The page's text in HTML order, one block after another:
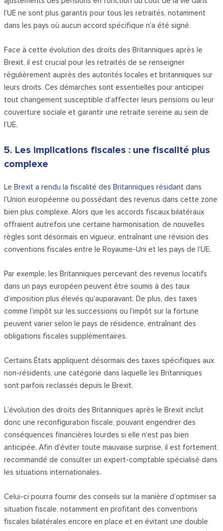
l’UE ne sont plus garantis pour tous les retraités, notamment
dans les pays où aucun accord spécifique n’a été signé.
Face à cette évolution des droits des Britanniques après le
Brexit, il est crucial pour les retraités de se renseigner
régulièrement auprès des autorités locales et britanniques sur
leurs droits. Ces démarches sont essentielles pour anticiper
tout changement susceptible d’affecter leurs pensions ou leur
couverture sociale et garantir une retraite sereine au sein de
l’UE.
5. Les implications fiscales : une fiscalité plus
complexe
LeBrexit a rendu la fiscalité des Britanniques résidant dans
l’Union européenne ou possédant des revenus dans cette zone
bien plus complexe. Alors que les accords fiscaux bilatéraux
offraient autrefois une certaine harmonisation, de nouvelles
règles sont désormais en vigueur, entraînant une révision des
conventions fiscales entre le Royaume-Uni et les pays de l’UE.
Par exemple, les Britanniques percevant des revenus locatifs
dans un pays européen peuvent être soumis à des taux
d’imposition plus élevés qu’auparavant. De plus, des taxes
comme l’impôt sur les successions ou l’impôt sur la fortune
peuvent varier selon le pays de résidence, entraînant des
obligations fiscales supplémentaires.
Certains États appliquent désormais des taxes spécifiques aux
non-résidents, une catégorie dans laquelle les Britanniques
sont parfois reclassés depuis le Brexit.
L’évolution des droits des Britanniques après le Brexit inclut
donc une reconfiguration fiscale, pouvant engendrer des
conséquences financières lourdes si elle n’est pas bien
anticipée. Afin d’éviter toute mauvaise surprise, il est fortement
recommandé de consulter un expert-comptable spécialisé dans
les situations internationales.
Celui-ci pourra fournir des conseils sur la manière d’optimiser sa
situation fiscale, notamment en profitant des conventions
fiscales bilatérales encore en place et en évitant une double